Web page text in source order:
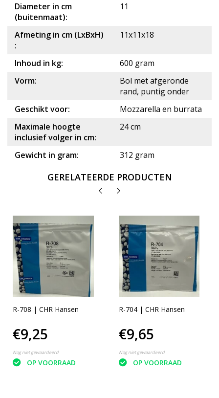
Diameter in cm
(buitenmaat):
11
Afmeting in cm (LxBxH)
:
11x11x18
Inhoud in kg:
600 gram
Vorm:
Bol met afgeronde
rand, puntig onder
Geschikt voor:
Mozzarella en burrata
Maximale hoogte
inclusief volger in cm:
24 cm
Gewicht in gram: 312 gram
GERELATEERDE PRODUCTEN
R-708 | CHR Hansen
€9,25
Nog niet gewaardeerd
OP VOORRAAD
R-704 | CHR Hansen
€9,65
Nog niet gewaardeerd
OP VOORRAAD